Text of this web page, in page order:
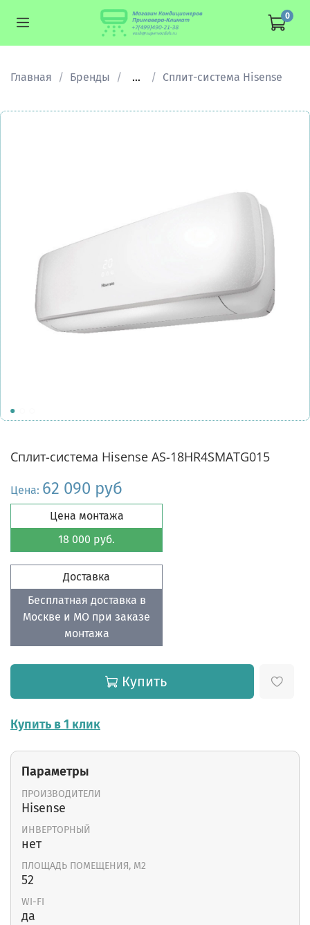
0
Главная Бренды ... Сплит-система Hisense
Сплит-система Hisense AS-18HR4SMATG015
Цена: 62 090 руб
Цена монтажа
18 000 руб.
Доставка
Бесплатная доставка в
Москве и МО при заказе
монтажа
Купить
Купить в 1 клик
Параметры
ПРОИЗВОДИТЕЛИ
Hisense
ИНВЕРТОРНЫЙ
нет
ПЛОЩАДЬ ПОМЕЩЕНИЯ, М2
52
WI-FI
да